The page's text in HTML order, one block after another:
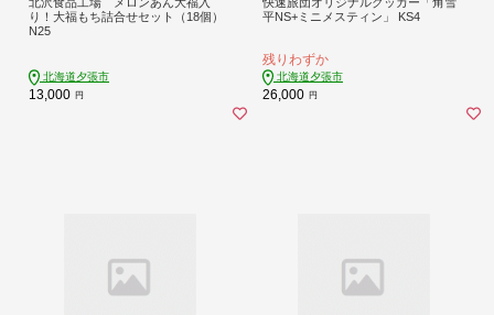
り！大福もち詰合せセット（18個）
N25
北海道夕張市
13,000 円
平NS+ミニメスティン」 KS4
残りわずか
北海道夕張市
26,000 円